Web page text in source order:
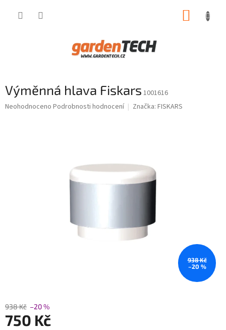
Výměnná hlava Fiskars 1001616
Průměrné
Neohodnoceno Podrobnosti hodnocení Značka: FISKARS
938 Kč
–20 %
938 Kč –20 %
750 Kč